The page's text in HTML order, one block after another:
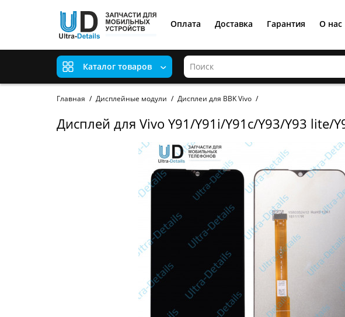
Оплата Доставка Гарантия О нас
Каталог товаров
Главная Дисплейные модули Дисплеи для BBK Vivo
Дисплей для Vivo Y91/Y91i/Y91c/Y93/Y93 lite/